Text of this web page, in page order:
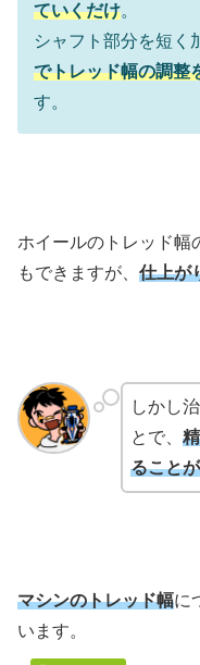
ていくだけ。
シャフト部分を短く
でトレッド幅の調整
す。
ホイールのトレッド幅
もできますが、 仕上が
しかし
とで、
ること
マシンのトレッド幅に
います。